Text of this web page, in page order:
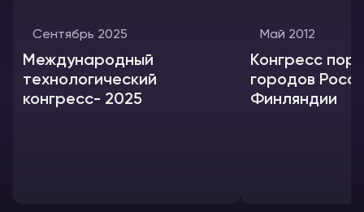
Сентябрь 2025
Международный
технологический
конгресс- 2025
Май 2012
Конгресс
городов
Финляндии